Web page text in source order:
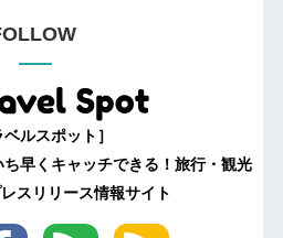
ベルスポット］
早くキャッチできる！旅行・観光
スリリース情報サイト